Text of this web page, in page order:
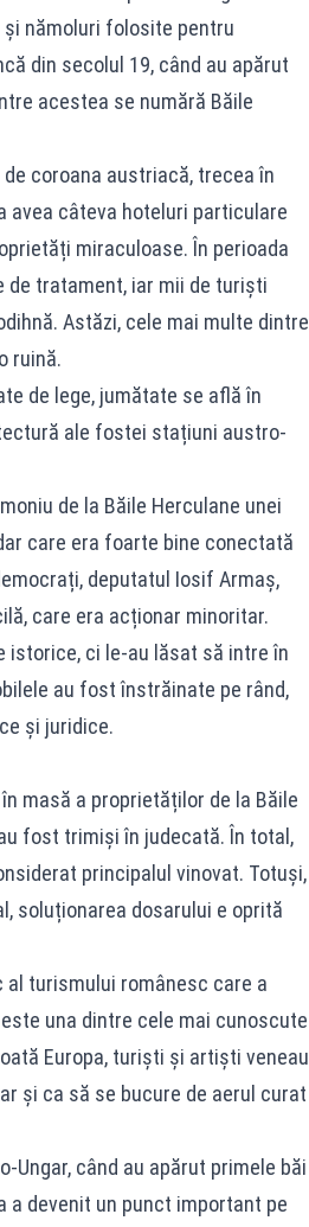
nămoluri folosite pentru
din secolul 19, când au apărut
acestea se numără Băile
coroana austriacă, trecea în
avea câteva hoteluri particulare
miraculoase. În perioada
de tratament, iar mii de turiști
Astăzi, cele mai multe dintre
ruină.
de lege, jumătate se află în
ale fostei stațiuni austro-
de la Băile Herculane unei
care era foarte bine conectată
deputatul Iosif Armaș,
care era acționar minoritar.
istorice, ci le-au lăsat să intre în
au fost înstrăinate pe rând,
și juridice.
masă a proprietăților de la Băile
fost trimiși în judecată. În total,
principalul vinovat. Totuși,
soluționarea dosarului e oprită
turismului românesc care a
una dintre cele mai cunoscute
Europa, turiști și artiști veneau
și ca să se bucure de aerul curat
Ungar, când au apărut primele băi
a devenit un punct important pe